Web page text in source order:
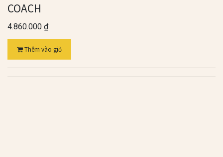
COACH
4.860.000 ₫
Thêm vào giỏ